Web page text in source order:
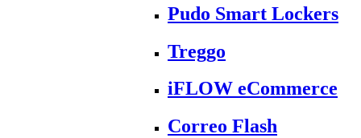
Pudo Smart Lockers
Treggo
iFLOW eCommerce
Correo Flash